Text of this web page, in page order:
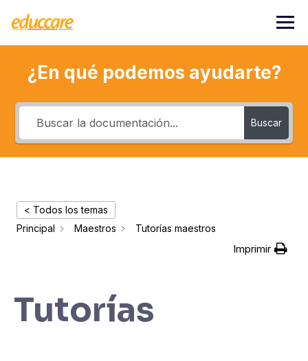
contenido
¿En qué podemos ayudarte?
Buscar
< Todos los temas
Principal
Maestros Tutorías maestros
Imprimir
Tutorías